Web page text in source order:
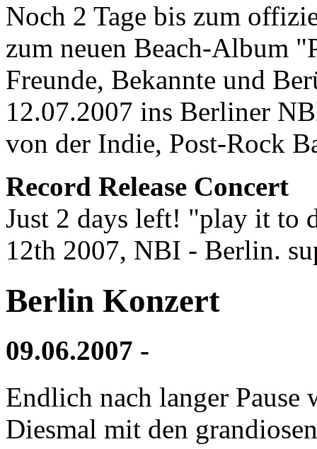
Noch 2 Tage bis zum
zum neuen Beach-Album
Freunde, Bekannte und
12.07.2007 ins Berliner
von der Indie, Post-Rock
Record Release Concert
Just 2 days left! "play it to
12th 2007, NBI - Berlin.
Berlin Konzert
09.06.2007 -
Endlich nach langer
Diesmal mit den